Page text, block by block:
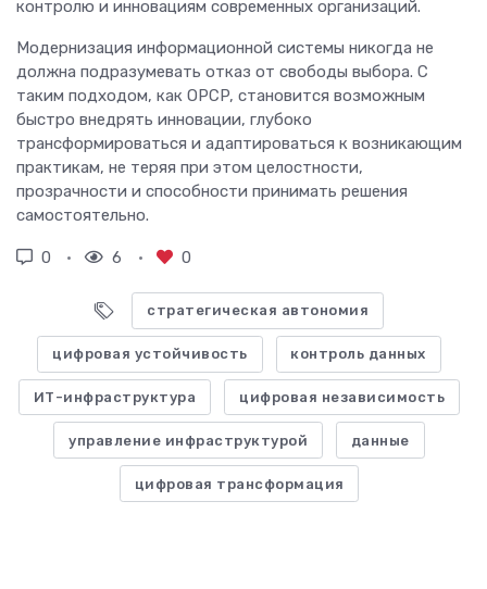
контролю и инновациям современных организаций.
Модернизация информационной системы никогда не
должна подразумевать отказ от свободы выбора. С
таким подходом, как OPCP, становится возможным
быстро внедрять инновации, глубоко
трансформироваться и адаптироваться к возникающим
практикам, не теряя при этом целостности,
прозрачности и способности принимать решения
самостоятельно.
0 6 0
стратегическая автономия
цифровая устойчивость контроль данных
ИТ-инфраструктура цифровая независимость
управление инфраструктурой данные
цифровая трансформация